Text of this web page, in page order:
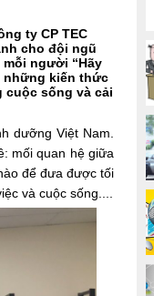
ty CP TEC
cho đội ngũ
người “Hãy
những kiến thức
cuộc sống và cải
dưỡng Việt Nam.
mối quan hệ giữa
để đưa được tối
và cuộc sống....